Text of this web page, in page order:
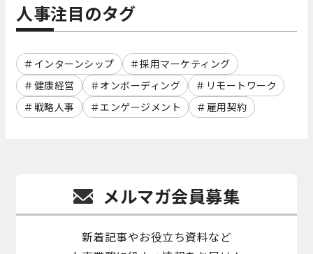
人事注目のタグ
インターンシップ
採用マーケティング
健康経営
オンボーディング
リモートワーク
戦略人事
エンゲージメント 雇用契約
メルマガ会員募集
新着記事やお役立ち資料など